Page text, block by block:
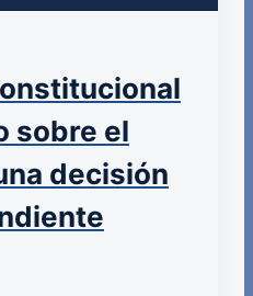
sobre el
decisión